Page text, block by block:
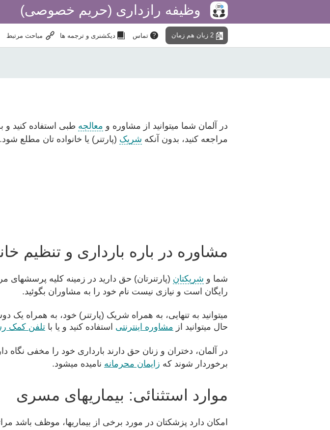
وظیفه رازداری (حریم خصوصی)
2 زبان هم زمان تماس دیکشنری و ترجمه ها مباحث مرتبط
در آلمان شما میتوانید از مشاوره و معالجه طبی استفاده کنید و
مراجعه کنید، بدون آنکه شریک (پارتنر) یا خانواده تان مطلع شود.
مشاوره در باره بارداری و تنظیم
شما و شریکتان (پارتنرتان) حق دارید در زمینه کلیه پرسشهای
رایگان است و نیازی نیست نام خود را به مشاوران بگوئید.
میتوانید به تنهایی، به همراه شریک (پارتنر) خود، به همراه
حال میتوانید از مشاوره اینترنتی استفاده کنید و یا با تلفن کمک
در آلمان، دختران و زنان حق دارند بارداری خود را مخفی نگاه
برخوردار شوند که زایمان محرمانه نامیده میشود.
موارد استثنائی: بیماریهای مسری
امکان دارد پزشکتان در مورد برخی از بیماریها، موظف باشد